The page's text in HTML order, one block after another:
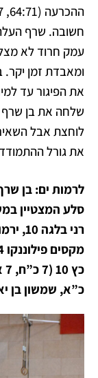
עמק חרוד לא
ומאבדת זמן יקר.
שלחה את בן שרף
לוחצת אבל
את גורל
רני בלגה 10, ירמולוב 6, קורן 3, קלר 2.
כ”א, שמשון בן